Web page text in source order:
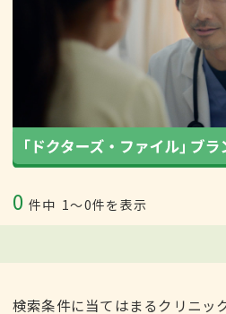
0 件中 1〜0件を表示
検索条件に当てはまるクリニッ